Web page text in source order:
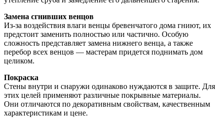
Замена сгнивших венцов
Из-за воздействия влаги венцы бревенчатого дома гниют, их
предстоит заменить полностью или частично. Особую
сложность представляет замена нижнего венца, а также
перебор всех венцов — мастерам придется поднимать дом
целиком.
Покраска
Стены внутри и снаружи одинаково нуждаются в защите. Для
этих целей применяют различные покрывные материалы.
Они отличаются по декоративным свойствам, качественным
характеристикам и цене.